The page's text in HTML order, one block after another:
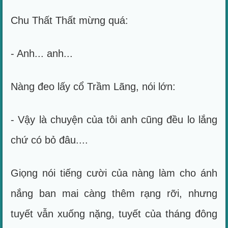
Chu Thất Thất mừng quá:
- Anh... anh...
Nàng đeo lấy cổ Trầm Lãng, nói lớn:
- Vậy là chuyện của tôi anh cũng đều lo lắng
chứ có bỏ đâu....
Giọng nói tiếng cười của nàng làm cho ánh
nắng ban mai càng thêm rạng rỡi, nhưng
tuyết vẫn xuống nặng, tuyết của tháng đông